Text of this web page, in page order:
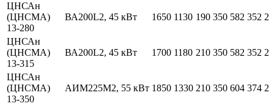
ЦНСАн
(ЦНСМА)
13-280
ВА200L2, 45 кВт 1650 1130 190 350 582 352
ЦНСАн
(ЦНСМА)
13-315
ВА200L2, 45 кВт 1700 1180 210 350 582 352
ЦНСАн
(ЦНСМА)
13-350
АИМ225М2, 55 кВт 1850 1330 210 350 604 374